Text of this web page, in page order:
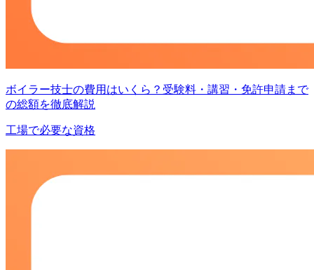
ボイラー技士の費用はいくら？受験料・講習・免許申請まで
の総額を徹底解説
工場で必要な資格